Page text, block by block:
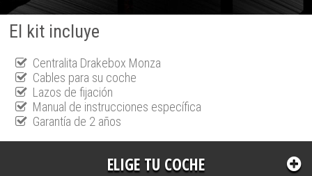
El kit incluye
Centralita Drakebox Monza
Cables para su coche
Lazos de fijación
Manual de instrucciones específica
Garantía de 2 años
ELIGE TU COCHE